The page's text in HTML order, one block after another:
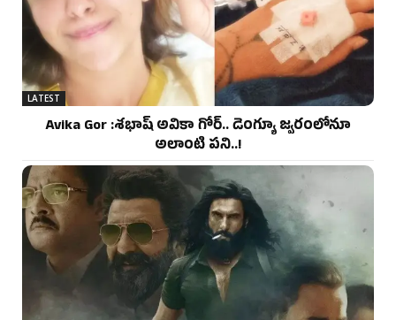
LATEST
Avika Gor :శభాష్ అవికా గోర్‌.. డెంగ్యూ జ్వరంలోనూ
అలాంటి పని..!